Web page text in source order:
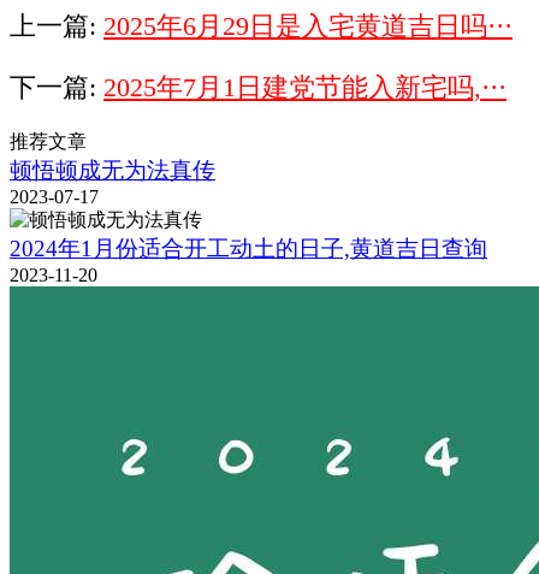
上一篇: 2025年6月29日是入宅黄道吉日吗···
下一篇: 2025年7月1日建党节能入新宅吗,···
推荐文章
顿悟顿成无为法真传
2023-07-17
2024年1月份适合开工动土的日子,黄道吉日查询
2023-11-20